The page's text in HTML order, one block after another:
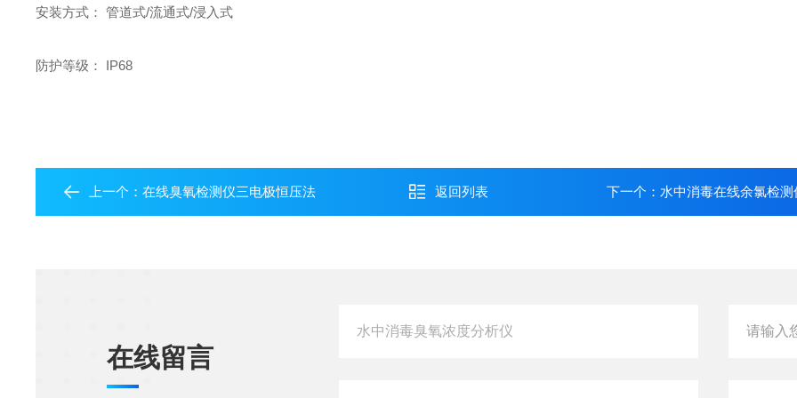
安装方式： 管道式/流通式/浸入式
防护等级： IP68
上一个：在线臭氧检测仪三电极恒压法 返回列表 下一个： 水中消毒在线余氯检测
在线留言